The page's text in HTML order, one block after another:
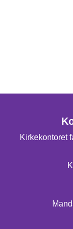
Kirkekontoret